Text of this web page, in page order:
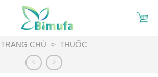
TRANG CHỦ
> THUỐC